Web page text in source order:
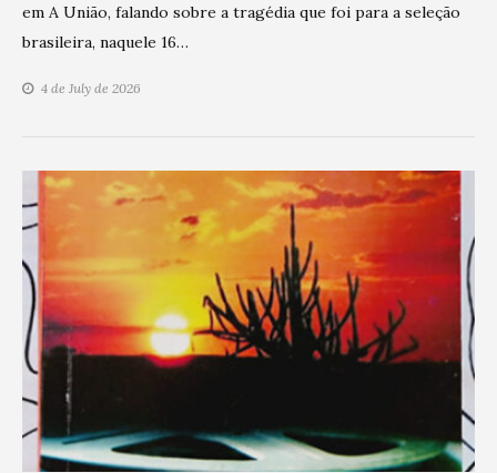
em A União, falando sobre a tragédia que foi para a seleção
brasileira, naquele 16…
4 de July de 2026